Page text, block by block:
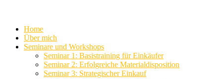
Home
Über mich
Seminare und Workshops
Seminar 1: Basistraining für Einkäufer
Seminar 2: Erfolgreiche Materialdisposition
Seminar 3: Strategischer Einkauf